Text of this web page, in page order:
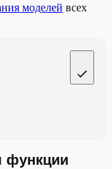
моделей всех
функции